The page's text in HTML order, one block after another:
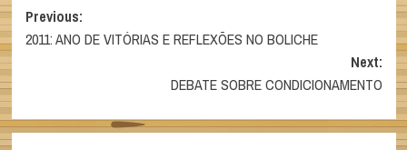
Post
navigation
Previous:
2011: ANO DE VITÓRIAS E REFLEXÕES NO BOLICHE
Next:
DEBATE SOBRE CONDICIONAMENTO